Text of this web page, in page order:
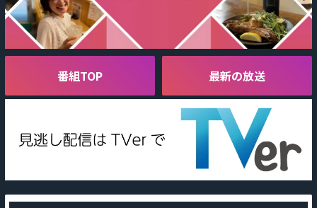
番組表を見る
番組TOP 最新の放送